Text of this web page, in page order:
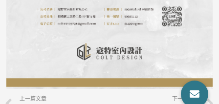
上一篇文章 下一篇文章